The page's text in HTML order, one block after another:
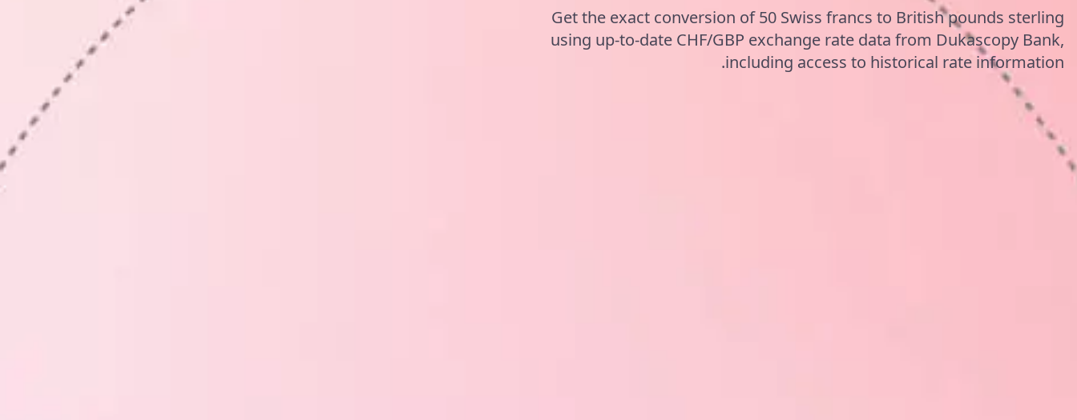
Get the exact conversion of 50 Swiss francs to British pounds sterling
using up-to-date CHF/GBP exchange rate data from Dukascopy Bank,
including access to historical rate information.